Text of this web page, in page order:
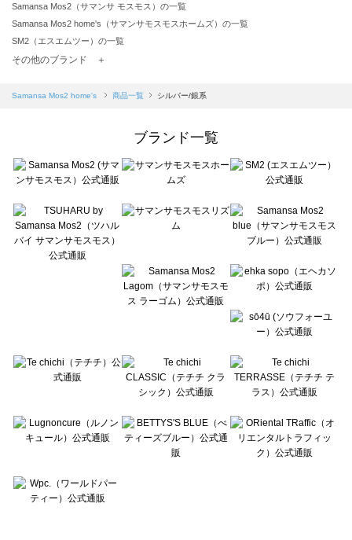
Samansa Mos2（サマンサ モスモス）の一覧
Samansa Mos2 home's（サマンサモスモスホームズ）の一覧
SM2（エスエムツー）の一覧
TSUHARU by Samansa Mos2（ツハルバイサマンサモスモス）の一覧
Samansa Mos2 blue（サマンサモスモス ブルー）の一覧
Te chichi（テチチ）の一覧
Te chichi CLASSIC（テチチ クラシック）の一覧
Lugnoncure（ルノンキュール）の一覧
BETTY'S BLUE（べティーズブルー）の一覧
Wpc.（ワールドパーティー）の一覧
その他のブランド ＋
Samansa Mos2 home's 商品一覧 シルバー/銀系
ブランド一覧